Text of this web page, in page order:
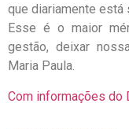
que diariamente
Esse é o maior
gestão, deixar
Maria Paula.
Com informações do